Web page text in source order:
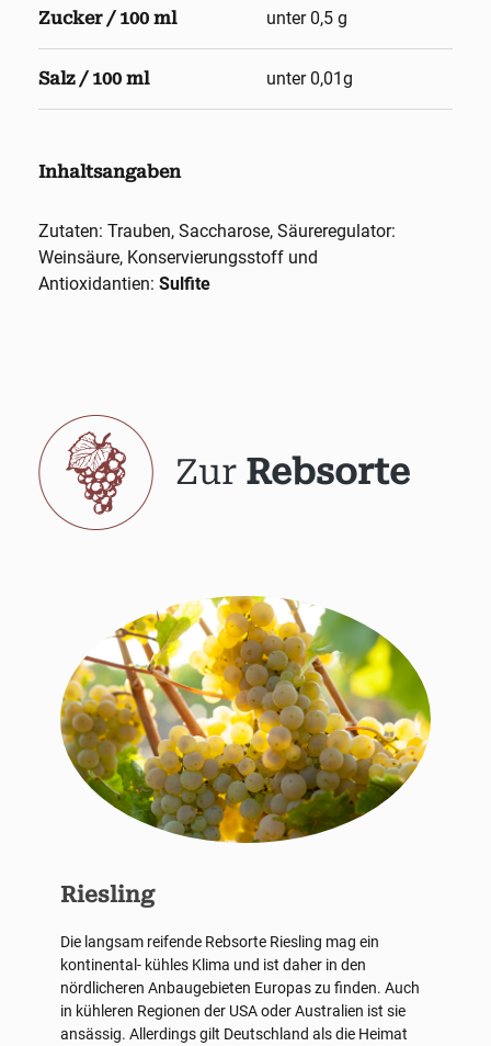
Zucker / 100 ml unter 0,5 g
Salz / 100 ml unter 0,01g
Inhaltsangaben
Zutaten: Trauben, Saccharose, Säureregulator:
Weinsäure, Konservierungsstoff und
Antioxidantien: Sulfite
Zur Rebsorte
Riesling
Die langsam reifende Rebsorte Riesling mag ein
kontinental- kühles Klima und ist daher in den
nördlicheren Anbaugebieten Europas zu finden. Auch
in kühleren Regionen der USA oder Australien ist sie
ansässig. Allerdings gilt Deutschland als die Heimat